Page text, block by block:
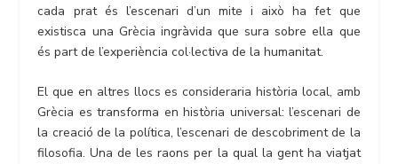
cada prat és l’escenari d’un mite i això ha fet que
existisca una Grècia ingràvida que sura sobre ella que
és part de l’experiència col·lectiva de la humanitat.
El que en altres llocs es consideraria història local, amb
Grècia es transforma en història universal: l’escenari de
la creació de la política, l’escenari de descobriment de la
filosofia. Una de les raons per la qual la gent ha viatjat